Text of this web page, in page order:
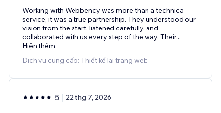
Working with Webbency was more than a technical
service, it was a true partnership. They understood our
vision from the start, listened carefully, and
collaborated with us every step of the way. Their...
Hiện thêm
Dịch vụ cung cấp: Thiết kế lại trang web
5 22 thg 7, 2026